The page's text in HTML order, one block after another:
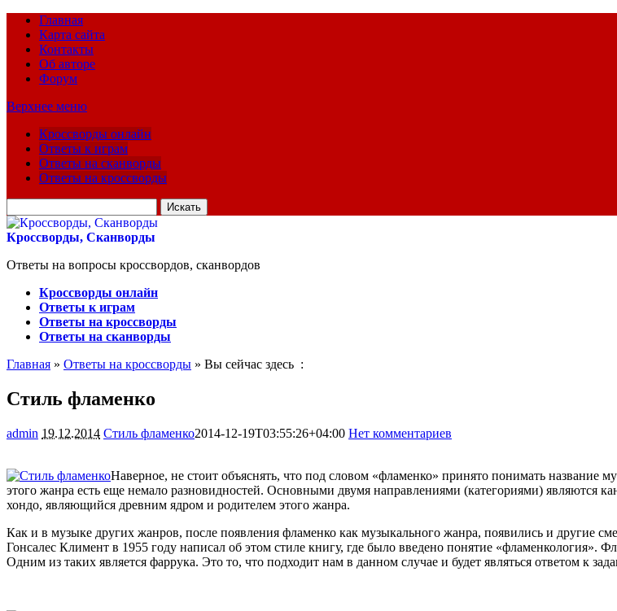
Главная
Карта сайта
Контакты
Об авторе
Форум
Верхнее меню
Кроссворды онлайн
Ответы к играм
Ответы на сканворды
Ответы на кроссворды
для:
Кроссворды, Сканворды
Ответы на вопросы кроссвордов, сканвордов
Кроссворды онлайн
Ответы к играм
Ответы на кроссворды
Ответы на сканворды
Главная » Ответы на кроссворды » Вы сейчас здесь :
Стиль фламенко
admin 19.12.2014 Стиль фламенко2014-12-19T03:55:26+04:00 Нет комментариев
Наверное, не стоит объяснять, что под словом «фламенко» принято понимать название
этого жанра есть еще немало разновидностей. Основными двумя направлениями (категориями) являются
хондо, являющийся древним ядром и родителем этого жанра.
Как и в музыке других жанров, после появления фламенко как музыкального жанра, появились и другие
Гонсалес Климент в 1955 году написал об этом стиле книгу, где было введено понятие «фламенкология».
Одним из таких является фаррука. Это то, что подходит нам в данном случае и будет являться ответом к